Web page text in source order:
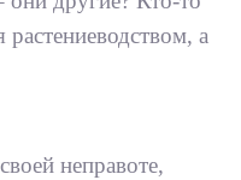
растениеводством, а
неправоте,